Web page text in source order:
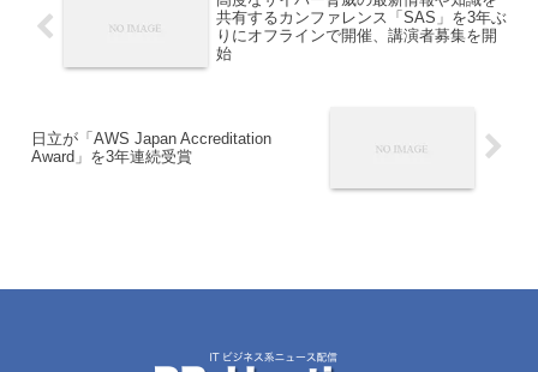
共有するカンファレンス「SAS」を3年ぶ
りにオフラインで開催、講演者募集を開
始
日立が「AWS Japan Accreditation
Award」を3年連続受賞